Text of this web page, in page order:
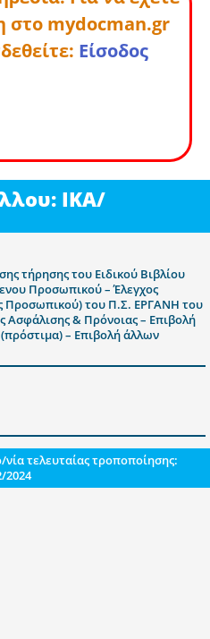
mydocman.gr
Είσοδος
ΙΚΑ/
τήρησης του Ειδικού Βιβλίου
Προσωπικού – Έλεγχος
Προσωπικού) του Π.Σ. ΕΡΓΑΝΗ του
Ασφάλισης & Πρόνοιας – Επιβολή
– Επιβολή άλλων
τελευταίας τροποποίησης:
2024